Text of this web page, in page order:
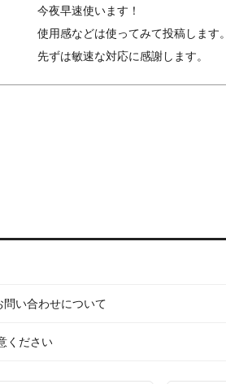
今夜早速使います！
使用感などは使ってみて投稿します。
先ずは敏速な対応に感謝します。
い合わせについて
ください